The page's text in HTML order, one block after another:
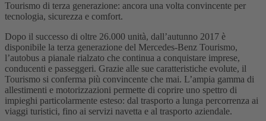
Tourismo di terza generazione: ancora una volta convincente per
tecnologia, sicurezza e comfort.
Dopo il successo di oltre 26.000 unità, dall’autunno 2017 è
disponibile la terza generazione del Mercedes‑Benz Tourismo,
l’autobus a pianale rialzato che continua a conquistare imprese,
conducenti e passeggeri. Grazie alle sue caratteristiche evolute, il
Tourismo si conferma più convincente che mai. L’ampia gamma di
allestimenti e motorizzazioni permette di coprire uno spettro di
impieghi particolarmente esteso: dal trasporto a lunga percorrenza ai
viaggi turistici, fino ai servizi navetta e al trasporto aziendale.